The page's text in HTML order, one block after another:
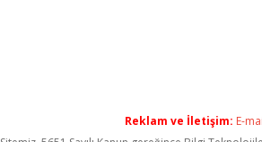
Reklam ve İletişim: E-